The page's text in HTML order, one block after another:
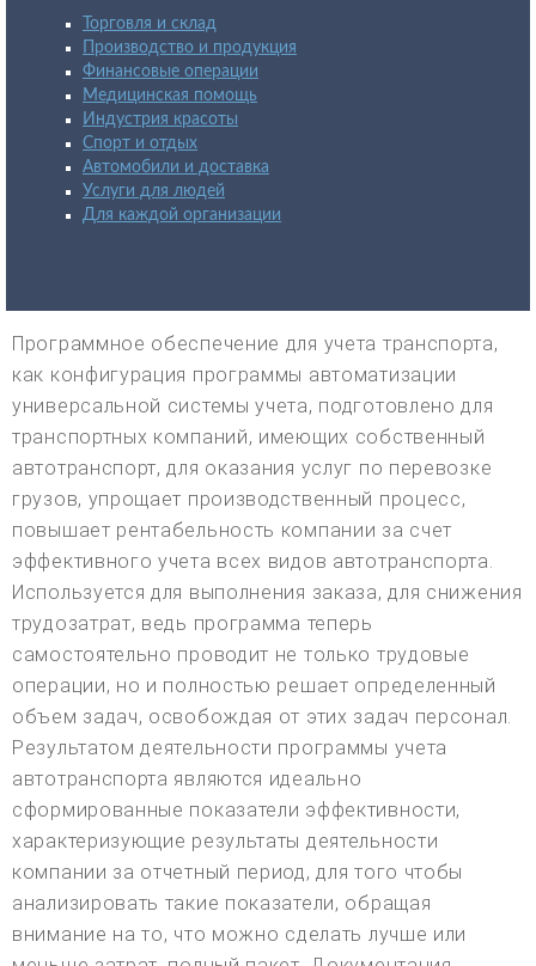
Торговля и склад
Производство и продукция
Финансовые операции
Медицинская помощь
Индустрия красоты
Спорт и отдых
Автомобили и доставка
Услуги для людей
Для каждой организации
Программное обеспечение для учета транспорта,
как конфигурация программы автоматизации
универсальной системы учета, подготовлено для
транспортных компаний, имеющих собственный
автотранспорт, для оказания услуг по перевозке
грузов, упрощает производственный процесс,
повышает рентабельность компании за счет
эффективного учета всех видов автотранспорта.
Используется для выполнения заказа, для снижения
трудозатрат, ведь программа теперь
самостоятельно проводит не только трудовые
операции, но и полностью решает определенный
объем задач, освобождая от этих задач персонал.
Результатом деятельности программы учета
автотранспорта являются идеально
сформированные показатели эффективности,
характеризующие результаты деятельности
компании за отчетный период, для того чтобы
анализировать такие показатели, обращая
внимание на то, что можно сделать лучше или